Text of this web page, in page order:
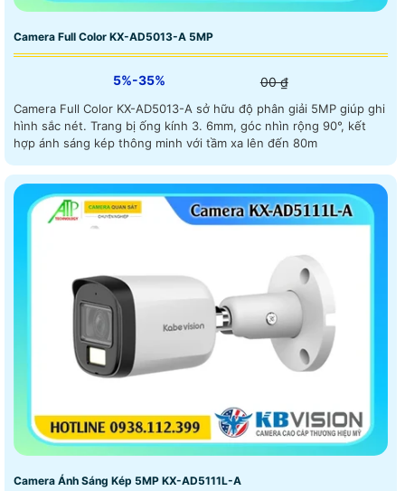
Camera Full Color KX-AD5013-A 5MP
5%-35% 00 ₫
Camera Full Color KX-AD5013-A sở hữu độ phân giải 5MP giúp ghi
hình sắc nét. Trang bị ống kính 3. 6mm, góc nhìn rộng 90°, kết
hợp ánh sáng kép thông minh với tầm xa lên đến 80m
Camera Ánh Sáng Kép 5MP KX-AD5111L-A